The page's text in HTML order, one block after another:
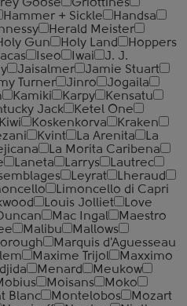
Goose
Griottines
Hammer + Sickle
Handsa
Herald Meister
Gun Holy Land
Hoppers
Iseo Iwai
J. J.
Jaisalmer
Jamie Stuart
Turner Jinro
Jogaila
Kamiki Karpy
Kensatu
Jack
Ketel One
Kiwi Koskenkorva
Kraken
Kvint La Arenita
La
La Morita Caribena
Laneta Larrys
Lautrec
Leyrat
Lheraud
Limoncello di Capri
Louis Jolliet
Love
Mac Ingal
Maestro
Malibu
Mallows
Marquis d'Aguesseau
Maxime Trijol
Maxximo
Menard
Meukow
Moisans
Moko
Blanc Montelobos
Mozart